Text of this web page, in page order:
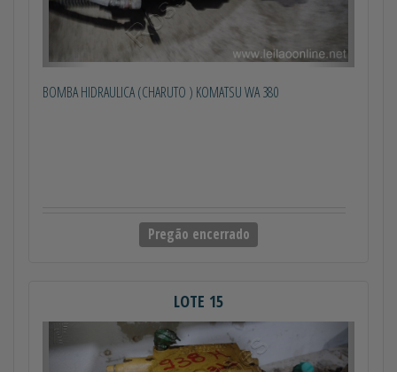
BOMBA HIDRAULICA (CHARUTO ) KOMATSU WA 380
Pregão encerrado
LOTE 15
Anterior